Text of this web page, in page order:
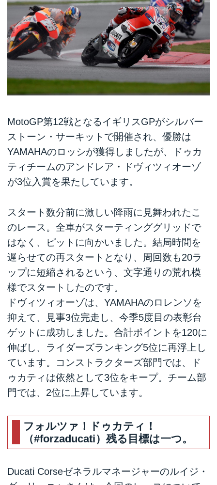
MotoGP第12戦となるイギリスGPがシルバー
ストーン・サーキットで開催され、優勝は
YAMAHAのロッシが獲得しましたが、ドゥカ
ティチームのアンドレア・ドヴィツィオーゾ
が3位入賞を果たしています。
スタート数分前に激しい降雨に見舞われたこ
のレース。全車がスターティンググリッドで
はなく、ピットに向かいました。結局時間を
遅らせての再スタートとなり、周回数も20ラ
ップに短縮されるという、文字通りの荒れ模
様でスタートしたのです。
ドヴィツィオーゾは、YAMAHAのロレンソを
抑えて、見事3位完走し、今季5度目の表彰台
ゲットに成功しました。合計ポイントを120に
伸ばし、ライダーズランキング5位に再浮上し
ています。コンストラクターズ部門では、ド
ゥカティは依然として3位をキープ。チーム部
門では、2位に上昇しています。
フォルツァ！ドゥカティ！
（#forzaducati）残る目標は一つ。
Ducati Corseゼネラルマネージャーのルイジ・